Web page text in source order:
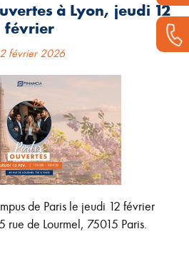
à Lyon, jeudi 12
février
février 2026
de Paris le jeudi 12 février
de Lourmel, 75015 Paris.